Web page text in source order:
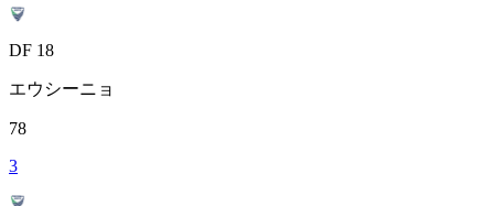
DF 18
エウシーニョ
78
3